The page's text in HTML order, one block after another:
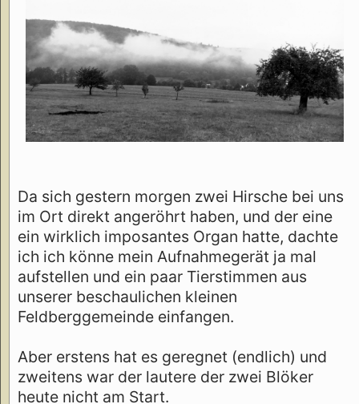
Da sich gestern morgen zwei Hirsche bei uns
im Ort direkt angeröhrt haben, und der eine
ein wirklich imposantes Organ hatte, dachte
ich ich könne mein Aufnahmegerät ja mal
aufstellen und ein paar Tierstimmen aus
unserer beschaulichen kleinen
Feldberggemeinde einfangen.
Aber erstens hat es geregnet (endlich) und
zweitens war der lautere der zwei Blöker
heute nicht am Start.